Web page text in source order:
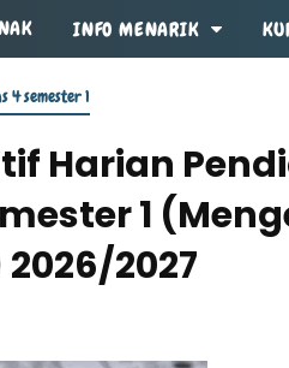
INFO MENARIK
semester 1
Harian
1
2027